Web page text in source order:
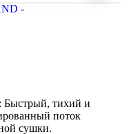
Быстрый, тихий и
поток
сушки.